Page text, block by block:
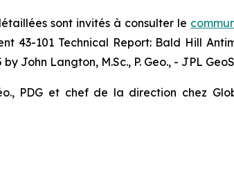
sont invités à consulter le
43-101 Technical Report: Bald Hill
John Langton, M.Sc., P. Geo., - JPL
PDG et chef de la direction chez